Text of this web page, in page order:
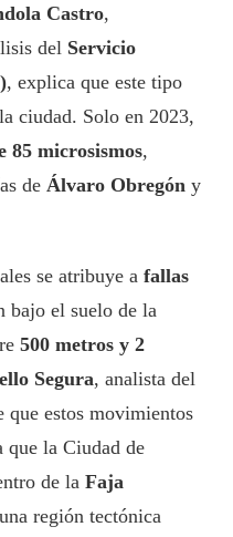
Castro,
del Servicio
, explica que este tipo
ciudad. Solo en 2023,
85 microsismos,
de Álvaro Obregón y
se atribuye a fallas
bajo el suelo de la
500 metros y 2
Segura, analista del
que estos movimientos
que la Ciudad de
de la Faja
región tectónica